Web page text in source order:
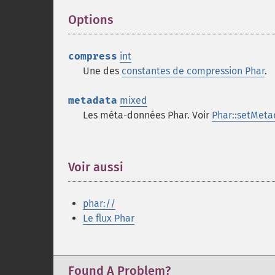
Options
compress int
Une des constantes de compression Phar.
metadata mixed
Les méta-données Phar. Voir
Voir aussi
phar://
Le flux Phar
Found A Problem?